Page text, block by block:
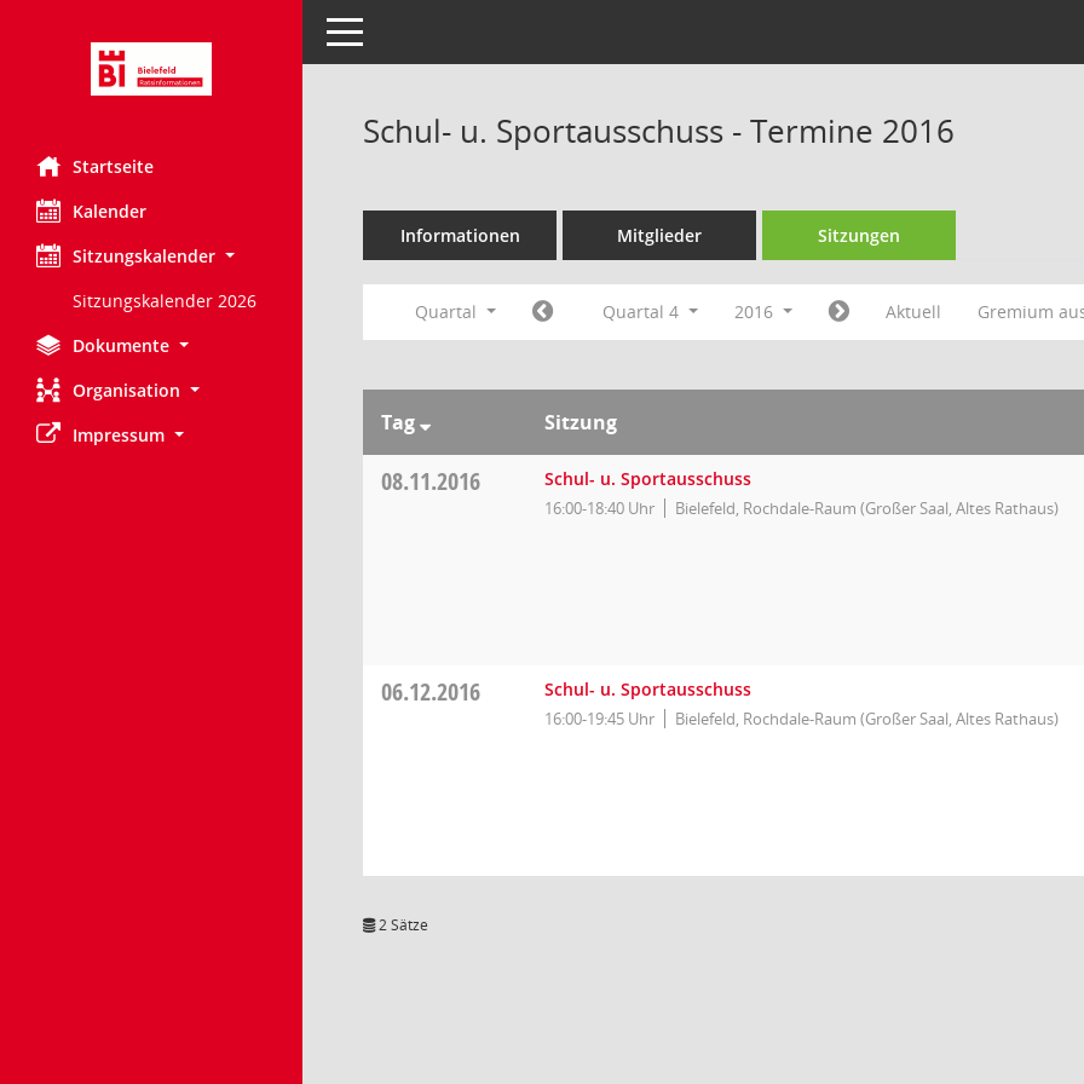
Startseite
Kalender
Sitzungskalender
Sitzungskalender 2026
Dokumente
Organisation
Impressum
Toggle navigation
Schul- u. Sportausschuss - Termine 2016
Informationen Mitglieder Sitzungen
Quartal Quartal 4 2016 Aktuell Gremium
Tag Sitzung
08.11.2016 Schul- u. Sportausschuss
16:00-18:40 Uhr Bielefeld, Rochdale-Raum (Großer Saal, Altes Rathaus)
06.12.2016 Schul- u. Sportausschuss
16:00-19:45 Uhr Bielefeld, Rochdale-Raum (Großer Saal, Altes Rathaus)
2 Sätze